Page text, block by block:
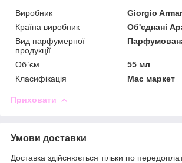
Виробник
Giorgio
Країна виробник
Об'єднані
Вид парфумерної
продукції
Об`єм
55 мл
Класифікація
Мас маркет
Приховати
Умови доставки
Доставка здійснюється тільки по